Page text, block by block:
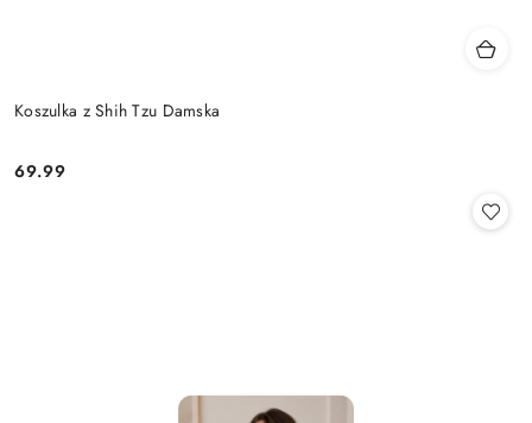
Koszulka z Shih Tzu Damska
Cena:
69.99